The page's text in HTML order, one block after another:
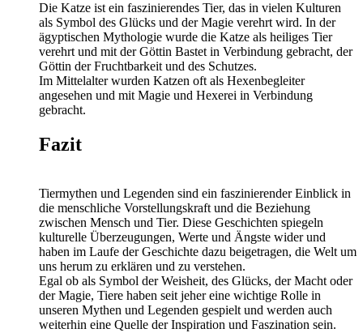
Die Katze ist ein faszinierendes Tier, das in vielen Kulturen
als Symbol des Glücks und der Magie verehrt wird. In der
ägyptischen Mythologie wurde die Katze als heiliges Tier
verehrt und mit der Göttin Bastet in Verbindung gebracht, der
Göttin der Fruchtbarkeit und des Schutzes.
Im Mittelalter wurden Katzen oft als Hexenbegleiter
angesehen und mit Magie und Hexerei in Verbindung
gebracht.
Fazit
Tiermythen und Legenden sind ein faszinierender Einblick in
die menschliche Vorstellungskraft und die Beziehung
zwischen Mensch und Tier. Diese Geschichten spiegeln
kulturelle Überzeugungen, Werte und Ängste wider und
haben im Laufe der Geschichte dazu beigetragen, die Welt um
uns herum zu erklären und zu verstehen.
Egal ob als Symbol der Weisheit, des Glücks, der Macht oder
der Magie, Tiere haben seit jeher eine wichtige Rolle in
unseren Mythen und Legenden gespielt und werden auch
weiterhin eine Quelle der Inspiration und Faszination sein.